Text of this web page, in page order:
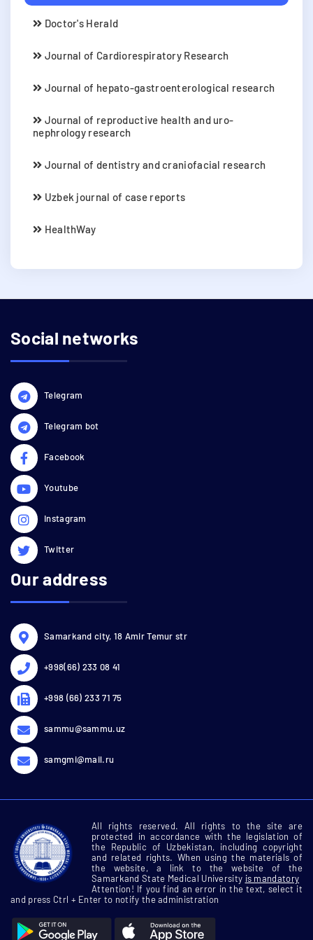
Doctor's Herald
Journal of Cardiorespiratory Research
Journal of hepato-gastroenterological research
Journal of reproductive health and uro-
nephrology research
Journal of dentistry and craniofacial research
Uzbek journal of case reports
HealthWay
Social networks
Telegram
Telegram bot
Facebook
Youtube
Instagram
Twitter
Our address
Samarkand city, 18 Amir Temur str
+998(66) 233 08 41
+998 (66) 233 71 75
sammu@sammu.uz
samgmi@mail.ru
All rights reserved. All rights to the site are
protected in accordance with the legislation of
the Republic of Uzbekistan, including copyright
and related rights. When using the materials of
the website, a link to the website of the
Samarkand State Medical University is mandatory
Attention! If you find an error in the text, select it
and press Ctrl + Enter to notify the administration